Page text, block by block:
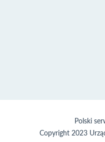
Polski
Copyright 2023